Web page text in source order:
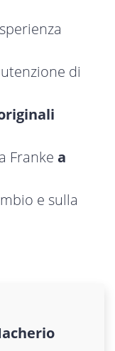
di
Franke a
e sulla